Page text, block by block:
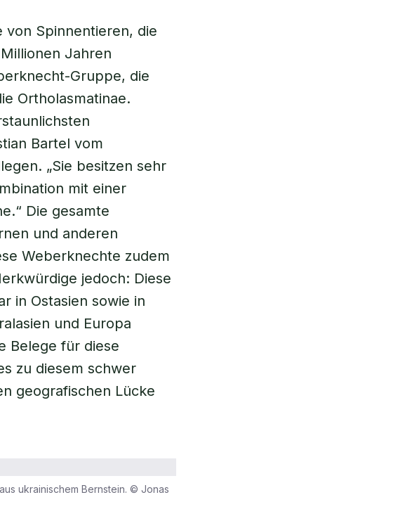
Spinnentieren, die
Jahren
Gruppe, die
Ortholasmatinae.
Bartel vom
„Sie besitzen sehr
mit einer
Die gesamte
und anderen
Weberknechte zudem
jedoch: Diese
in Ostasien sowie in
und Europa
Belege für diese
zu diesem schwer
geografischen Lücke
ukrainischem Bernstein. © Jonas